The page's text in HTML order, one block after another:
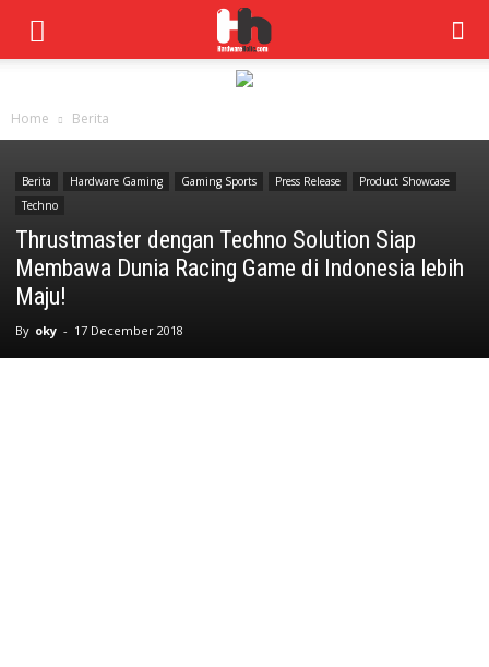
Home Berita
Berita Hardware Gaming Gaming Sports Press Release
Product Showcase
Techno
Thrustmaster dengan Techno Solution Siap
Membawa Dunia Racing Game di Indonesia lebih
Maju!
By oky - 17 December 2018